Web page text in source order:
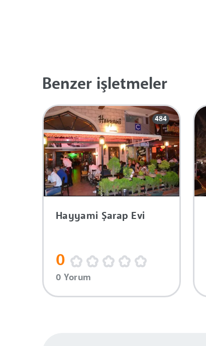
Benzer işletmeler
484
Hayyami Şarap Evi
0
0 Yorum